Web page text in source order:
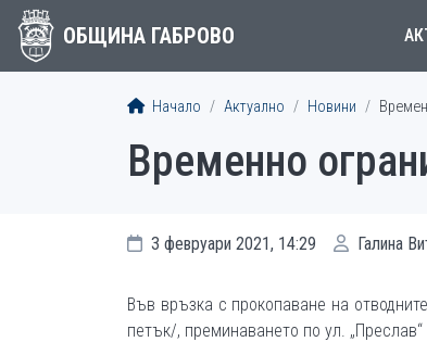
ОБЩИНА ГАБРОВО
Начало Актуално Новини
Временно
3 февруари 2021, 14:29 Галина
Във връзка с прокопаване на
петък/, преминаването по ул.